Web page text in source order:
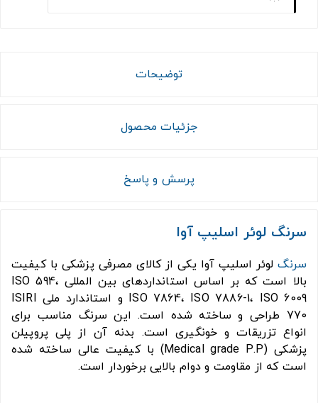
توضیحات
جزئیات محصول
پرسش و پاسخ
سرنگ لوئر اسلیپ آوا
سرنگلوئر اسلیپ آوا یکی از کالای مصرفی پزشکی با کیفیت
بالا است که بر اساس استانداردهای بین المللی ISO 594،
ISO 7864، ISO 7886-1، ISO 6009 و استاندارد ملی ISIRI
770 طراحی و ساخته شده است. این سرنگ مناسب برای
انواع تزریقات و خونگیری است. بدنه آن از پلی پروپیلن
پزشکی (Medical grade P.P) با کیفیت عالی ساخته شده
است که از مقاومت و دوام بالایی برخوردار است.